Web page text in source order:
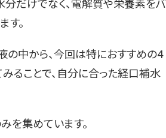
す。
の中から、今回は特におすすめの4
ることで、自分に合った経口補水
を集めています。